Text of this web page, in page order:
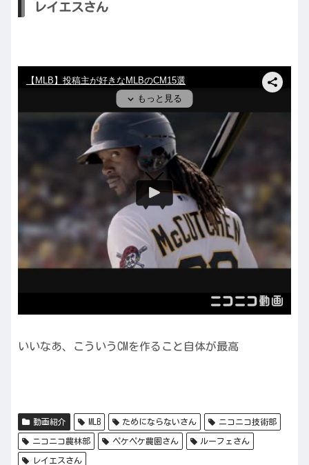
レイエスさん
いいなあ、こういうCMを作ること自体が最高
動画紹介 MLB ためにならないさん ニコニコ技術部
ニコニコ農林部 ペケペケ農園さん ルーフェさん
レイエスさん